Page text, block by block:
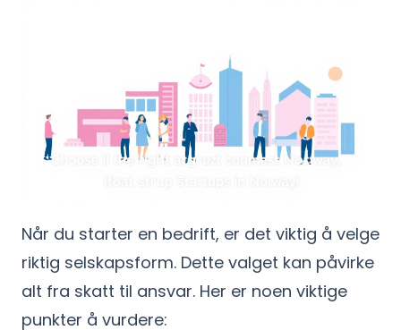
Når du starter en bedrift, er det viktig å velge
riktig selskapsform. Dette valget kan påvirke
alt fra skatt til ansvar. Her er noen viktige
punkter å vurdere: